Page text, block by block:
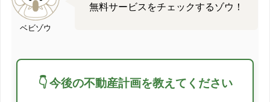
ベビゾウ
無料サービスをチェックするゾウ！
👇 今後の不動産計画を教えてください